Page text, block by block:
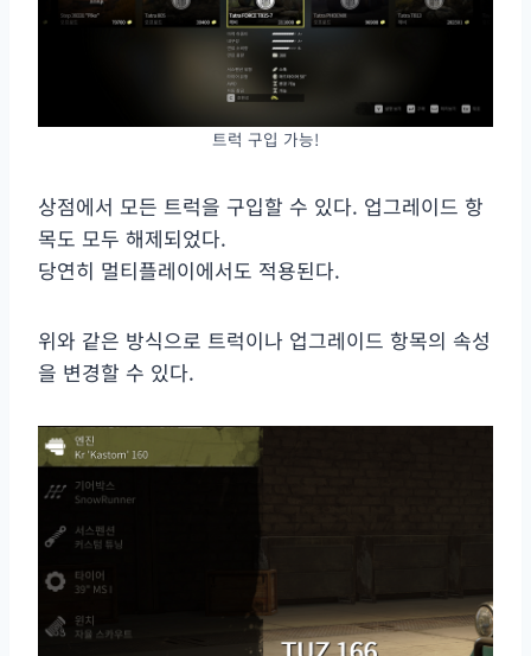
트럭 구입 가능!
상점에서 모든 트럭을 구입할 수 있다. 업그레이드 항
목도 모두 해제되었다.
당연히 멀티플레이에서도 적용된다.
위와 같은 방식으로 트럭이나 업그레이드 항목의 속성
을 변경할 수 있다.